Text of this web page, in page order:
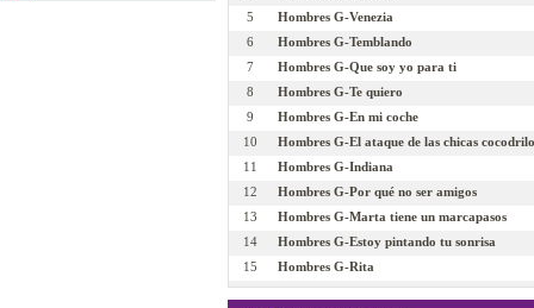
5
Hombres G-Venezia
6
Hombres G-Temblando
7
Hombres G-Que soy yo para ti
8
Hombres G-Te quiero
9
Hombres G-En mi coche
10
Hombres G-El ataque de las chicas cocodrilo
11
Hombres G-Indiana
12
Hombres G-Por qué no ser amigos
13
Hombres G-Marta tiene un marcapasos
14
Hombres G-Estoy pintando tu sonrisa
15
Hombres G-Rita
16
Hombres G-Sueltate el pelo